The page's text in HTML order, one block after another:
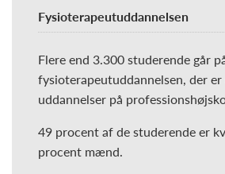
Fysioterapeutuddannelsen
Flere end 3.300 studerende går
fysioterapeutuddannelsen, der
uddannelser på
49 procent af de studerende er
procent mænd.